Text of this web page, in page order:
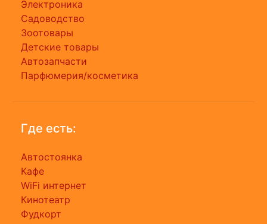
Электроника
Садоводство
Зоотовары
Детские товары
Автозапчасти
Парфюмерия/косметика
Где есть:
Автостоянка
Кафе
WiFi интернет
Кинотеатр
Фудкорт